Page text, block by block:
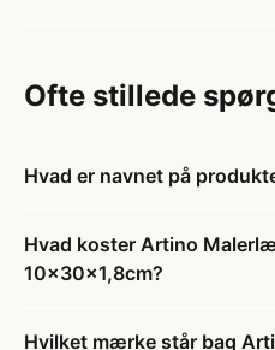
Ofte stillede
Hvad er navnet på
Hvad koster Artino
10x30x1,8cm?
Hvilket mærke står bag